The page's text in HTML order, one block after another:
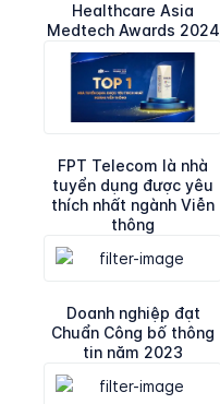
Healthcare Asia
Medtech Awards 2024
FPT Telecom là nhà
tuyển dụng được yêu
thích nhất ngành Viễn
thông
Doanh nghiệp đạt
Chuẩn Công bố thông
tin năm 2023